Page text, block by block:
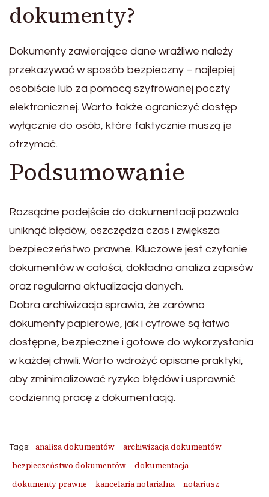
dokumenty?
Dokumenty zawierające dane wrażliwe należy
przekazywać w sposób bezpieczny – najlepiej
osobiście lub za pomocą szyfrowanej poczty
elektronicznej. Warto także ograniczyć dostęp
wyłącznie do osób, które faktycznie muszą je
otrzymać.
Podsumowanie
Rozsądne podejście do dokumentacji pozwala
uniknąć błędów, oszczędza czas i zwiększa
bezpieczeństwo prawne. Kluczowe jest czytanie
dokumentów w całości, dokładna analiza zapisów
oraz regularna aktualizacja danych.
Dobra archiwizacja sprawia, że zarówno
dokumenty papierowe, jak i cyfrowe są łatwo
dostępne, bezpieczne i gotowe do wykorzystania
w każdej chwili. Warto wdrożyć opisane praktyki,
aby zminimalizować ryzyko błędów i usprawnić
codzienną pracę z dokumentacją.
Tags: analiza dokumentów
archiwizacja dokumentów
bezpieczeństwo dokumentów
dokumentacja
dokumenty prawne
kancelaria notarialna
notariusz